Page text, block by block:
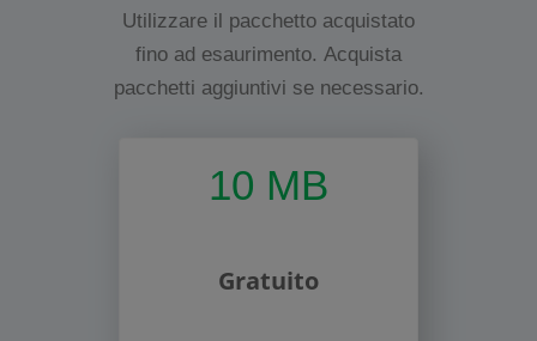
Utilizzare il pacchetto acquistato
fino ad esaurimento. Acquista
pacchetti aggiuntivi se necessario.
10 MB
Gratuito